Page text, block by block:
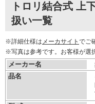
トロリ結合式 上
扱い一覧
※詳細仕様は メーカサイト でご
※写真は参考です。お客様が選
メーカー名
品名